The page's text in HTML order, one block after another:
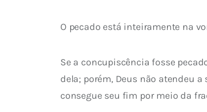
O pecado está inteiramente na
Se a concupiscência fosse
dela; porém, Deus não atendeu
consegue seu fim por meio da